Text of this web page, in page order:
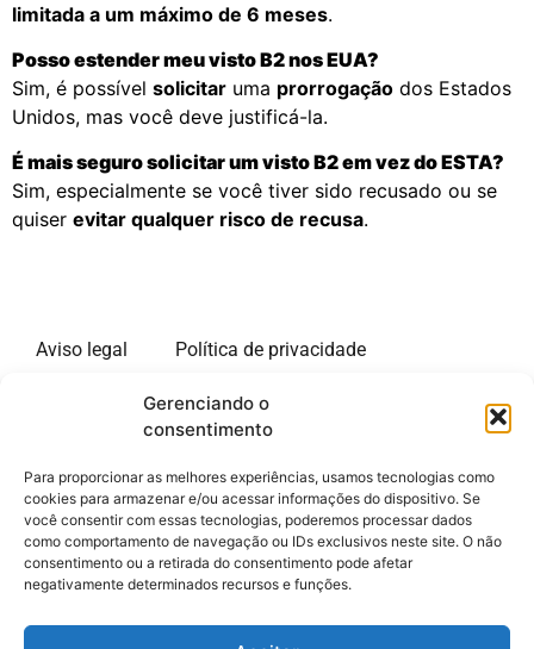
Gerenciando o
consentimento
Para proporcionar as melhores experiências, usamos tecnologias como
cookies para armazenar e/ou acessar informações do dispositivo. Se
você consentir com essas tecnologias, poderemos processar dados
como comportamento de navegação ou IDs exclusivos neste site. O não
consentimento ou a retirada do consentimento pode afetar
negativamente determinados recursos e funções.
limitada a um máximo de 6 meses.
Posso estender meu visto B2 nos EUA?
Sim, é possível solicitar uma prorrogação dos Estados
Unidos, mas você deve justificá-la.
É mais seguro solicitar um visto B2 em vez do ESTA?
Sim, especialmente se você tiver sido recusado ou se
quiser evitar qualquer risco de recusa.
Aviso legal Política de privacidade
Política de cookies
Site de informações sobre estadias longas nos Estados
Unidos. Nosso site está disponível em vários idiomas.
Somos um portal de informações independente de
qualquer administração. O único objetivo de nosso site
é fornecer informações para viajantes aos Estados
coletamos nenhum dado pessoal dos visitantes do site.